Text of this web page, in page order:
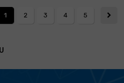
1 2 3 4 5